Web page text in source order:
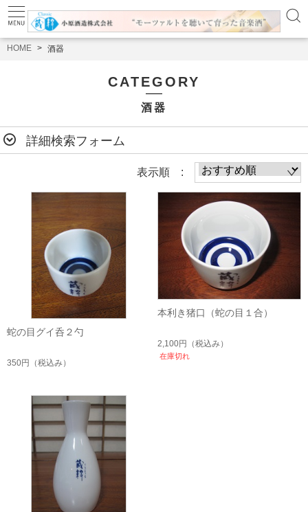
HOME 酒器
CATEGORY
酒器
詳細検索フォーム
表示順 :
蛇の目グイ呑２勺
350円 （税込み）
本利き猪口（蛇の目１合）
2,100円 （税込み）
在庫切れ